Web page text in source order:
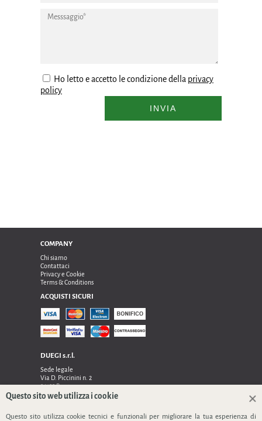
Ho letto e accetto le condizione della privacy
policy
INVIA
COMPANY
Chi siamo
Contattaci
Privacy e Cookie
Terms & Conditions
ACQUISTI SICURI
DUEGI s.r.l.
Sede legale
Via D. Piccinini n. 2
24122 Bergamo
Sede operativa e amministrativa:
24048 Treviolo (Bg)
Questo sito web utilizza i cookie
Questo sito utilizza cookie tecnici e funzionali per migliorare la tua esperienza di